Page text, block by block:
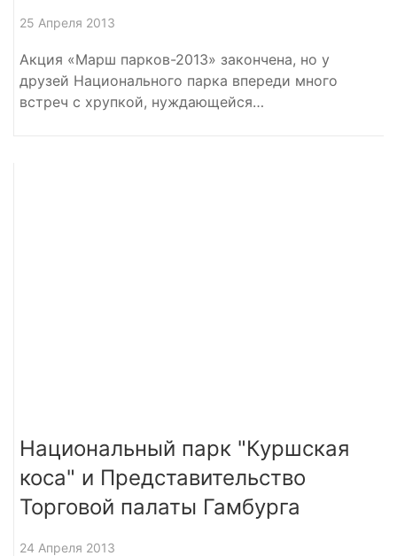
25 Апреля 2013
Акция «Марш парков-2013» закончена, но у
друзей Национального парка впереди много
встреч с хрупкой, нуждающейся…
Национальный парк "Куршская
коса" и Представительство
Торговой палаты Гамбурга
24 Апреля 2013